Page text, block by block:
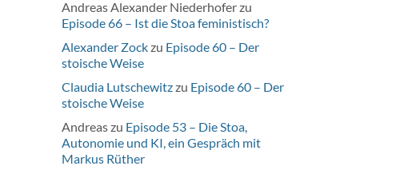
Andreas Alexander Niederhoferzu
Episode 66 – Ist die Stoa feministisch?
Alexander Zockzu Episode 60 – Der
stoische Weise
Claudia Lutschewitzzu Episode 60 – Der
stoische Weise
Andreaszu Episode 53 – Die Stoa,
Autonomie und KI, ein Gespräch mit
Markus Rüther